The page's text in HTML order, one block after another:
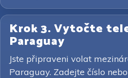
Krok 3. Vytočte
Paraguay
Jste připraveni volat
Paraguay. Zadejte číslo